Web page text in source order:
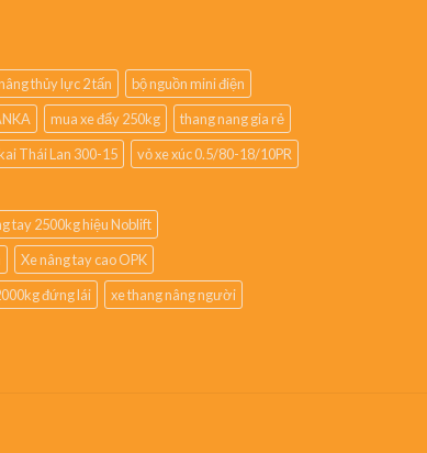
thủy lực 2 tấn
bộ nguồn mini điện
mua xe đẩy 250kg
thang nang gia rẻ
Thái Lan 300-15
vỏ xe xúc 0.5/80-18/10PR
tay 2500kg hiệu Noblift
Xe nâng tay cao OPK
đứng lái
xe thang nâng người